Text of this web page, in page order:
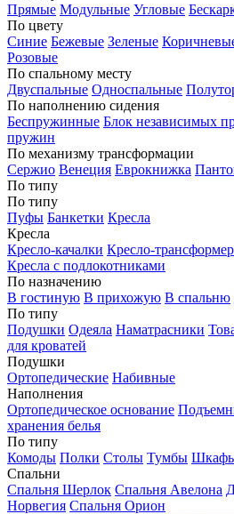
Прямые Модульные Угловые
По цвету
Синие Бежевые Зеленые
Розовые
По спальному месту
Двуспальные Односпальные
По наполнению сидения
Беспружинные Блок независимых
пружин
По механизму трансформации
Сержио Венеция Еврокнижка
По типу
По типу
Пуфы Банкетки Кресла
Кресла
Кресло-качалки Кресло-
Кресла с подлокотниками
По назначению
В гостиную В прихожую В спальню
По типу
Подушки Одеяла Наматрасники
для кроватей
Подушки
Ортопедические Набивные
Наполнения
Ортопедическое основание
хранения белья
По типу
Комоды Полки Столы Тумбы
Спальни
Спальня Шерлок Спальня Авелона
Норвегия Спальня Орион